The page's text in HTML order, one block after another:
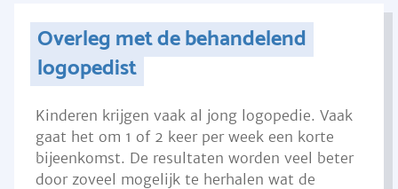
Overleg met de behandelend
logopedist
Kinderen krijgen vaak al jong logopedie. Vaak
gaat het om 1 of 2 keer per week een korte
bijeenkomst. De resultaten worden veel beter
door zoveel mogelijk te herhalen wat de